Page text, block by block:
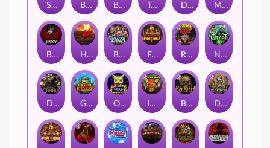
Seamen Blood Diamond
Highway to Hell
Mental 2
Blood & Shadow
Blood & Shadow 2
Outsourced Deadwood R.I.P
Beheaded
Brute Force: Alien Onslaught Nexus The Crypt
Gator Hunters
Tombstone RIP
Fire In The Hole xBomb
Das xBoot
Road Rage
Infectious 5 xWays
Dead Canary